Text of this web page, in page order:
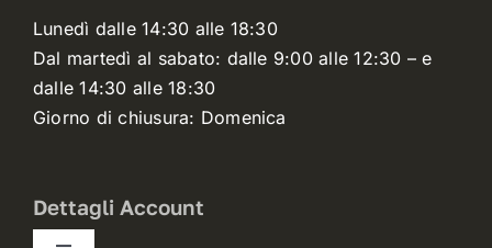
Lunedì dalle 14:30 alle 18:30
Dal martedì al sabato: dalle 9:00 alle 12:30 – e
dalle 14:30 alle 18:30
Giorno di chiusura: Domenica
Dettagli Account